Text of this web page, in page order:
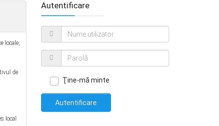
locale,
de
local
Autentificare
Ţine-mă minte
Autentificare